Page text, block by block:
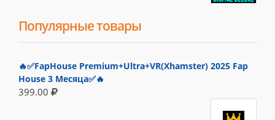
Популярные товары
🔥✅FapHouse Premium+Ultra+VR(Xhamster) 2025 Fap
House 3 Месяца✅🔥
399.00